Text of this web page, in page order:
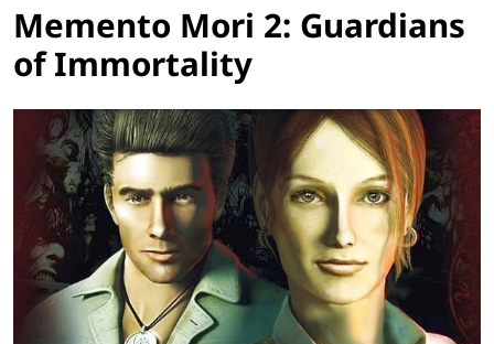
Memento Mori 2: Guardians
of Immortality